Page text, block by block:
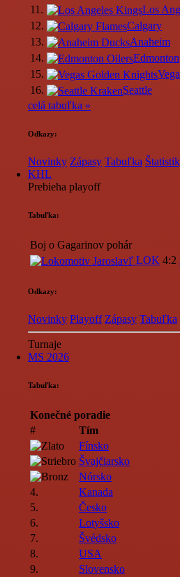
11.
Los
12.
Calgary
13.
Anaheim
14.
Edmonton
15.
16.
Seattle
celá tabuľka »
Odkazy:
Novinky Zápasy Tabuľka
KHL
Prebieha playoff
Tabuľka:
Boj o Gagarinov pohár
LOK 4:2
Odkazy:
Novinky Playoff Zápasy Tabuľka
Turnaje
MS 2026
Tabuľka:
Konečné poradie
#
Tím
Fínsko
Švajčiarsko
Nórsko
4.
Kanada
5.
Česko
6.
Lotyšsko
7.
Švédsko
8.
USA
9.
Slovensko